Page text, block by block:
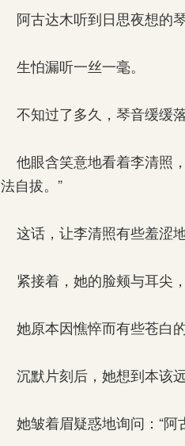
阿古达木听到日思夜想的
生怕漏听一丝一毫。
不知过了多久，琴音缓缓
他眼含笑意地看着李清照
法自拔。”
这话，让李清照有些羞涩
紧接着，她的脸颊与耳尖
她原本因憔悴而有些苍白
沉默片刻后，她想到本该
她皱着眉疑惑地询问：“